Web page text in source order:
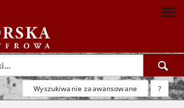
Wyszukiwanie zaawansowane ?